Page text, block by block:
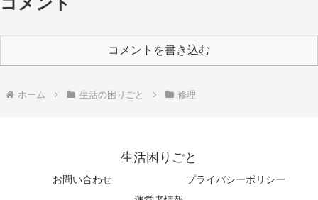
コメントを書き込む
ホーム 生活の困りごと 修理
生活困りごと
お問い合わせ
プライバシーポリシー